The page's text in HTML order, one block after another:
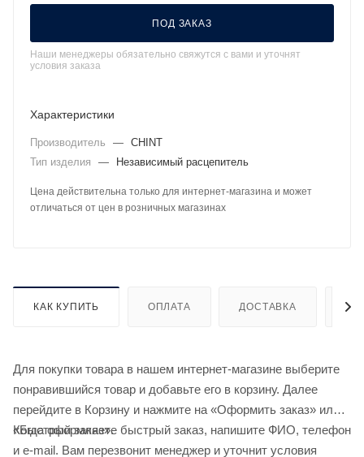
ПОД ЗАКАЗ
Наши менеджеры обязательно свяжутся с вами и уточнят
условия заказа
Характеристики
Производитель — CHINT
Тип изделия
— Независимый расцепитель
Цена действительна только для интернет-магазина и может
отличаться от цен в розничных магазинах
КАК КУПИТЬ ОПЛАТА ДОСТАВКА
Для покупки товара в нашем интернет-магазине выберите
понравившийся товар и добавьте его в корзину. Далее
перейдите в Корзину и нажмите на «Оформить заказ» или
«Быстрый заказ».
Когда оформляете быстрый заказ, напишите ФИО, телефон
и e-mail. Вам перезвонит менеджер и уточнит условия